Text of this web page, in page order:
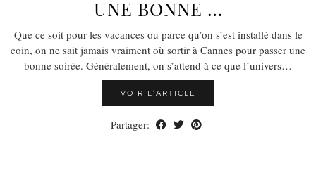
UNE BONNE …
Que ce soit pour les vacances ou parce qu’on s’est installé dans le
coin, on ne sait jamais vraiment où sortir à Cannes pour passer une
bonne soirée. Généralement, on s’attend à ce que l’univers…
VOIR L’ARTICLE
Partager: